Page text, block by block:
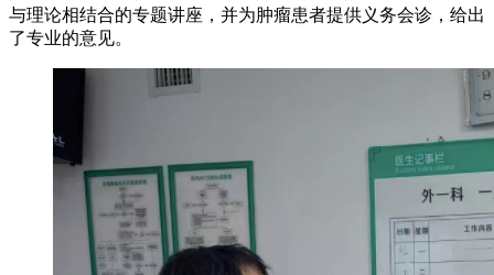
与理论相结合的专题讲座，并为肿瘤患者提供义务会诊，给出
了专业的意见。